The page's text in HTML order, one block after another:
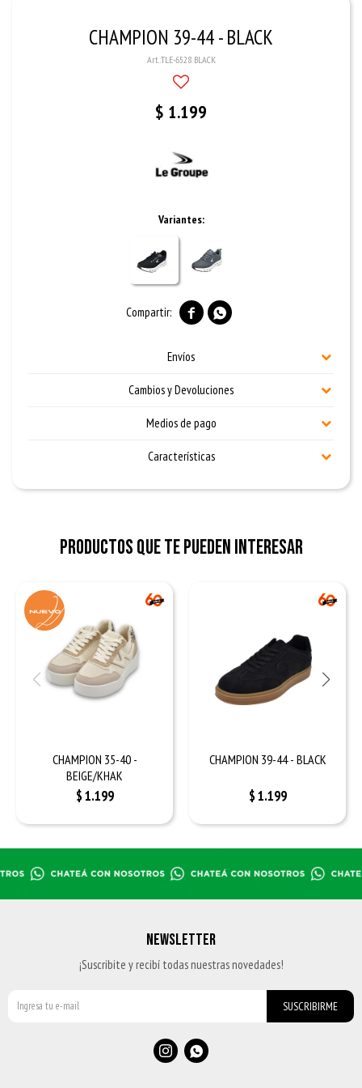
CHAMPION 39-44 - BLACK
TLE-6528 BLACK
$ 1.199
Variantes:
 
Envíos
Cambios y Devoluciones
Medios de pago
Características
Productos que te pueden interesar
CHAMPION 35-40 -
BEIGE/KHAK
$1.199
CHAMPION 39-44 - BLACK
$1.199
NEWSLETTER
¡Suscribite y recibí todas nuestras novedades!
SUSCRIBIRME
 